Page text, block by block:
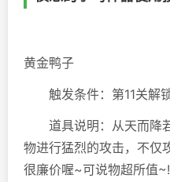
黄金鸭子
触发条件：第11关解
道具说明：从天而降
物进行猛烈的攻击，不仅
很廉价喔~可说物超所值~!